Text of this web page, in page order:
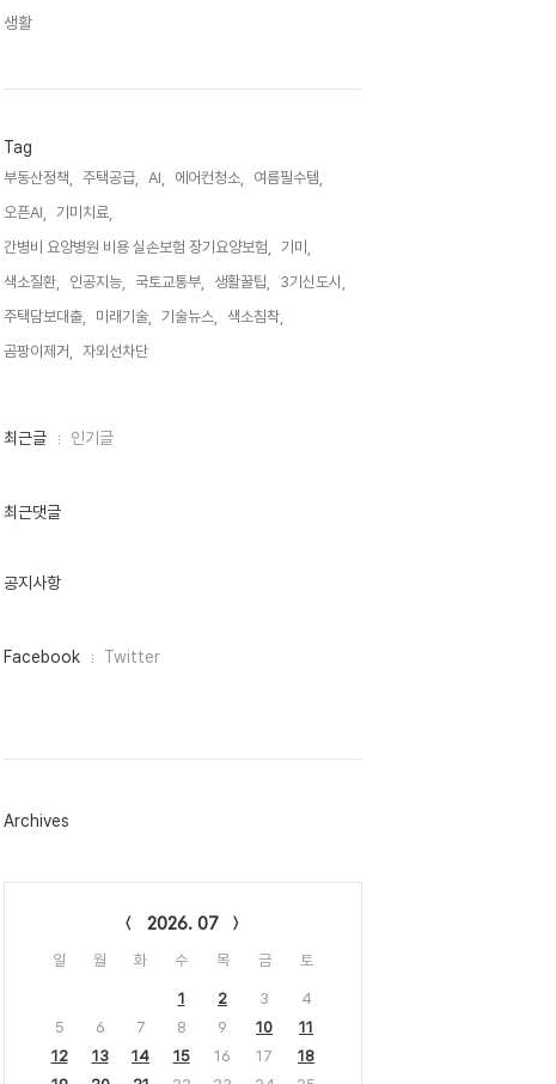
생활
Tag
부동산정책, 주택공급, AI, 에어컨청소,
여름필수템,
오픈AI,
기미치료,
간병비 요양병원 비용 실손보험 장기요양보험,
기미,
색소질환,
인공지능, 국토교통부, 생활꿀팁,
3기신도시,
주택담보대출,
미래기술, 기술뉴스,
색소침착,
곰팡이제거,
자외선차단,
최
인
최근글 인기글
최근댓글
공지사항
페
그
Facebook Twitter
Archives
2026. 07
일 월 화 수 목 금 토
1 2 3
4
5
6 7 8 9 10
11
12
13 14 15 16 17
18